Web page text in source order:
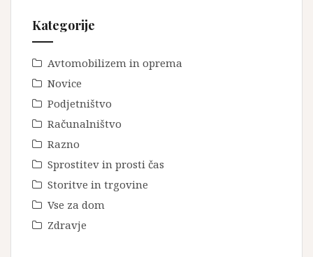
Kategorije
Avtomobilizem in oprema
Novice
Podjetništvo
Računalništvo
Razno
Sprostitev in prosti čas
Storitve in trgovine
Vse za dom
Zdravje